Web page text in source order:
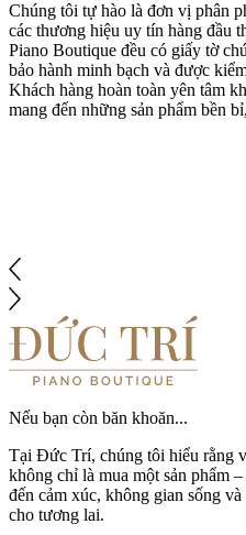
Chúng tôi tự hào là đơn vị phân
các thương hiệu uy tín hàng đầu
Piano Boutique đều có giấy tờ
bảo hành minh bạch và được
Khách hàng hoàn toàn yên tâm
mang đến những sản phẩm bền
Nếu bạn còn băn khoăn...
Tại Đức Trí, chúng tôi hiểu rằng
không chỉ là mua một sản phẩm
đến cảm xúc, không gian sống
cho tương lai.